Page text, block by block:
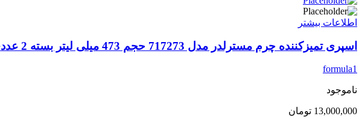
اطلاعات بیشتر
اسپری تمیزکننده چرم مسترلدر مدل 717273 حجم 473 میلی لیتر بسته 2 عددی
formula1
ناموجود
13,000,000 تومان